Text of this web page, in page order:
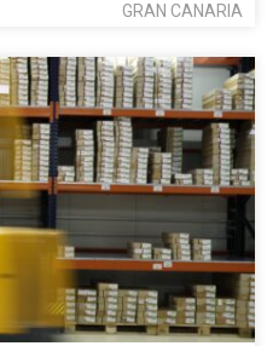
GRAN CANARIA